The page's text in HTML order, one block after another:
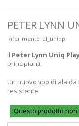
PETER LYNN
Riferimento: pl_uniqp
Il Peter Lynn Uniq Play
principianti.
Un nuovo tipo di ala
resistente!
Questo prodotto